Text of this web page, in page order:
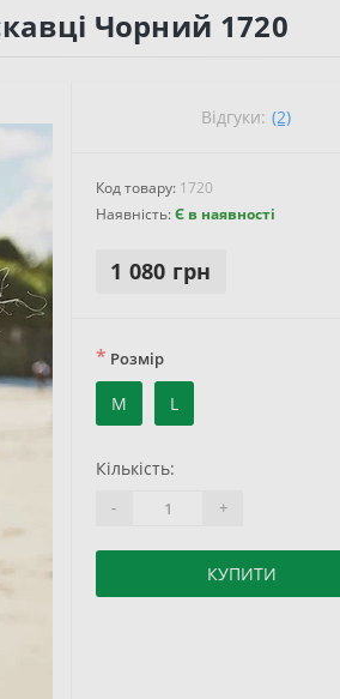
Чорний 1720
Відгуки: (2)
Код товару: 1720
Наявність:Є в наявності
1 080 грн
* Розмір
M L
Кількість:
- +
КУПИТИ